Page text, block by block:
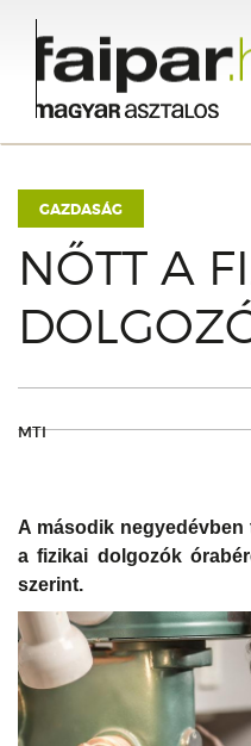
GAZDASÁG
NŐTT A
MTI
A második
a fizikai dolgozók
szerint.